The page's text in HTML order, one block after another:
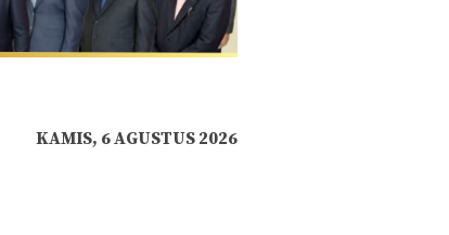
KAMIS, 6 AGUSTUS 2026